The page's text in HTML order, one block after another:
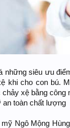
những siêu ưu
khi cho con bú.
chảy xệ bằng công
toàn chất lượng
mỹ Ngô Mộng